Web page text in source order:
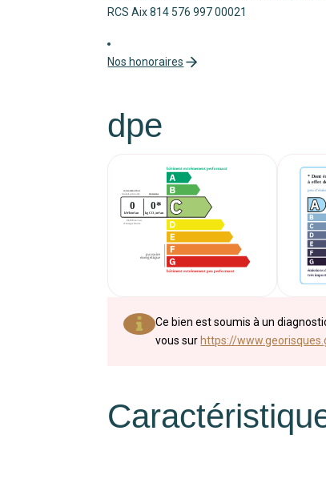
RCS Aix 814 576 997 00021
Nos honoraires
dpe
Ce bien est soumis à un
vous sur https://